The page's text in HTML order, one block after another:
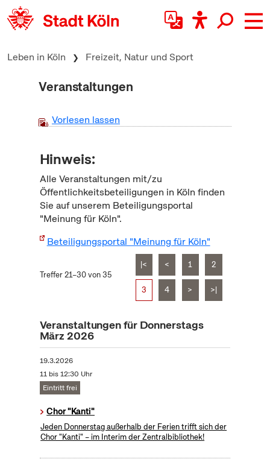
zum Inhalt springen
Leben in Köln Freizeit, Natur und Sport
Veranstaltungen
Vorlesen lassen
Hinweis:
Alle Veranstaltungen mit/zu
Öffentlichkeitsbeteiligungen in Köln finden
Sie auf unserem Beteiligungsportal
"Meinung für Köln".
Beteiligungsportal "Meinung für Köln"
Treffer 21–30 von 35
|< < 1 2
3 4 > >|
Veranstaltungen für Donnerstags
März 2026
19.3.2026
11 bis 12:30 Uhr
Eintritt frei
Chor "Kanti"
Jeden Donnerstag außerhalb der Ferien trifft sich der
Chor "Kanti" – im Interim der Zentralbibliothek!